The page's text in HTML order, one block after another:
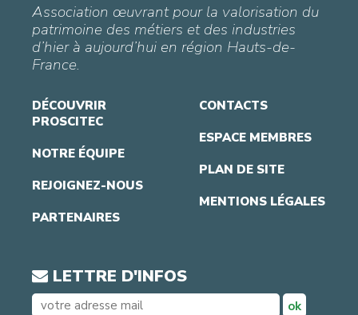
Association œuvrant pour la valorisation du
patrimoine des métiers et des industries
d’hier à aujourd’hui en région Hauts-de-
France.
DÉCOUVRIR
PROSCITEC
NOTRE ÉQUIPE
REJOIGNEZ-NOUS
PARTENAIRES
CONTACTS
ESPACE MEMBRES
PLAN DE SITE
MENTIONS LÉGALES
LETTRE D'INFOS